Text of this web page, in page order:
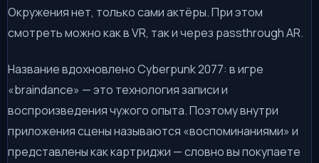
Окружения нет, только сами актёры. При этом
смотреть можно как в VR, так и через passthrough AR.
Название вдохновлено Cyberpunk 2077: в игре
«braindance» — это технология записи и
воспроизведения чужого опыта. Поэтому внутри
приложения сцены называются «воспоминаниями» и
представлены как картриджи — словно вы покупаете